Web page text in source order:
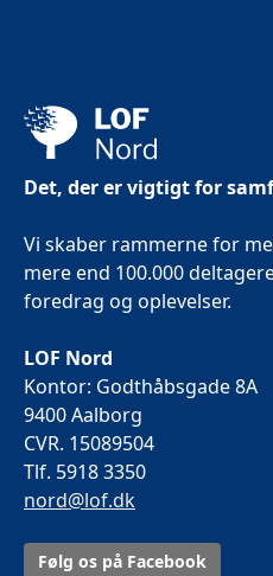
Det, der er vigtigt for
Vi skaber rammerne for
mere end 100.000
foredrag og oplevelser.
LOF Nord
Kontor: Godthåbsgade 8A
9400 Aalborg
CVR. 15089504
Tlf. 5918 3350
nord@lof.dk
Følg os på Facebook